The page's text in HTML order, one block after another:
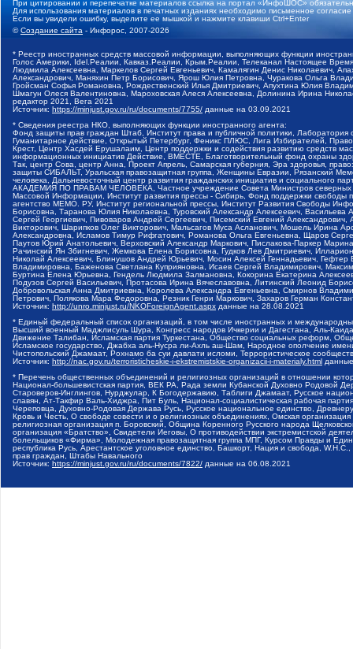
При цитировании и перепечатке материалов ссылка на портал «ИнфоШОС»
Для использования материалов в печатных изданиях необходимо письменное
Если вы увидели ошибку, выделите ее мышкой и нажмите клавиши Ctrl+Enter
©Создание сайта - Инфорос, 2007-2026
* Реестр иностранных средств массовой информации, выполняющих функции
Голос Америки, Idel.Реалии, Кавказ.Реалии, Крым.Реалии, Телеканал Настоящее
Людмила Алексеевна, Маркелов Сергей Евгеньевич, Камалягин Денис Николаевич,
Александрович, Маняхин Петр Борисович, Ярош Юлия Петровна, Чуракова Ольга
Гройсман Софья Романовна, Рождественский Илья Дмитриевич, Апухтина Юлия
Шмагун Олеся Валентиновна, Мароховская Алеся Алексеевна, Долинина Ирина
редактор 2021, Вега 2021
Источник: https://minjust.gov.ru/ru/documents/7755/ данные на 03.09.2021
* Сведения реестра НКО, выполняющих функции иностранного агента:
Фонд защиты прав граждан Штаб, Институт права и публичной политики,
Гуманитарное действие, Открытый Петербург, Феникс ПЛЮС, Лига Избирателей,
Крест, Центр Хасдей Ерушалаим, Центр поддержки и содействия развитию средств
информационных инициатив Действие, ВМЕСТЕ, Благотворительный фонд охраны
Так, центр Сова, центр Анна, Проект Апрель, Самарская губерния, Эра здоровья,
защиты СИБАЛЬТ, Уральская правозащитная группа, Женщины Евразии, Рязанский
человека, Дальневосточный центр развития гражданских инициатив и социального
АКАДЕМИЯ ПО ПРАВАМ ЧЕЛОВЕКА, Частное учреждение Совета Министров северных
Массовой Информации, Институт развития прессы - Сибирь, Фонд поддержки
агентство МЕМО. РУ, Институт региональной прессы, Институт Развития Свободы
Борисовна, Таранова Юлия Николаевна, Туровский Александр Алексеевич,
Сергей Георгиевич, Пивоваров Андрей Сергеевич, Писемский Евгений
Викторович, Шарипков Олег Викторович, Мальсагов Муса Асланович, Мошель Ирина
Александровна, Исламов Тимур Рифгатович, Романова Ольга Евгеньевна, Щаров
Паутов Юрий Анатольевич, Верховский Александр Маркович, Пислакова-Паркер
Рачинский Ян Збигневич, Жемкова Елена Борисовна, Гудков Лев Дмитриевич,
Николай Алексеевич, Блинушов Андрей Юрьевич, Мосин Алексей Геннадьевич,
Владимировна, Баженова Светлана Куприяновна, Исаев Сергей Владимирович,
Буртина Елена Юрьевна, Гендель Людмила Залмановна, Кокорина Екатерина
Подузов Сергей Васильевич, Протасова Ирина Вячеславовна, Литинский Леонид
Добровольская Анна Дмитриевна, Королева Александра Евгеньевна, Смирнов
Петрович, Полякова Мара Федоровна, Резник Генри Маркович, Захаров Герман
Источник: http://unro.minjust.ru/NKOForeignAgent.aspx данные на 28.08.2021
* Единый федеральный список организаций, в том числе иностранных и
Высший военный Маджлисуль Шура, Конгресс народов Ичкерии и Дагестана, Аль-
Движение Талибан, Исламская партия Туркестана, Общество социальных реформ,
Исламское государство, Джабха аль-Нусра ли-Ахль аш-Шам, Народное ополчение
Чистопольский Джамаат, Рохнамо ба суи давлати исломи, Террористическое
Источник: http://nac.gov.ru/terroristicheskie-i-ekstremistskie-organizacii-i-materialy.html
* Перечень общественных объединений и религиозных организаций в отношении
Национал-большевистская партия, ВЕК РА, Рада земли Кубанской Духовно Родовой
Староверов-Инглингов, Нурджулар, К Богодержавию, Таблиги Джамаат, Русское
славян, Ат-Такфир Валь-Хиджра, Пит Буль, Национал-социалистическая рабочая
Череповца, Духовно-Родовая Держава Русь, Русское национальное единство,
Кровь и Честь, О свободе совести и о религиозных объединениях, Омская
религиозная организация п. Боровский, Община Коренного Русского народа
организация «Братство», Свидетели Иеговы, О противодействии экстремистской
болельщиков «Фирма», Молодежная правозащитная группа МПГ, Курсом Правды и
республика Русь, Арестантское уголовное единство, Башкорт, Нация и свобода,
прав граждан, Штабы Навального
Источник: https://minjust.gov.ru/ru/documents/7822/ данные на 06.08.2021